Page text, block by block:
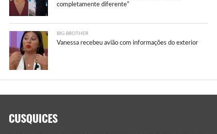
completamente diferente”
BIG BROTHER
Vanessa recebeu avião com informações do exterior